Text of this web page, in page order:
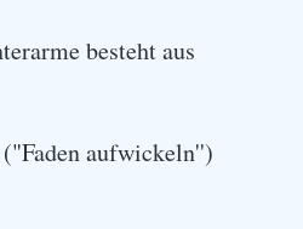
besteht aus
aufwickeln'')